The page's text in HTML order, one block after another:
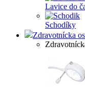
Lavice do
Schodíky
Zdravotnícka